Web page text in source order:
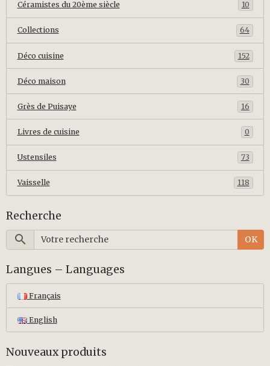
Céramistes du 20ème siècle 10
Collections 64
Déco cuisine 152
Déco maison 30
Grès de Puisaye 16
Livres de cuisine 0
Ustensiles 73
Vaisselle 118
Recherche
OK
Langues – Languages
Français
English
Nouveaux produits